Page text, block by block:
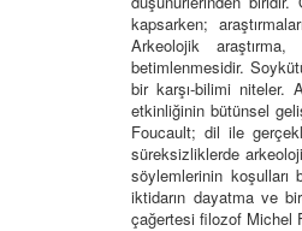
kapsarken;
Arkeolojik
betimlenmesidir.
bir karşı-bilimi niteler.
etkinliğinin bütünsel
Foucault; dil ile
süreksizliklerde
söylemlerinin
iktidarın dayatma ve
çağertesi filozof Michel